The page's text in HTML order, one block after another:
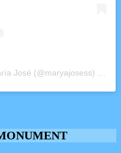
José (@maryajosess)